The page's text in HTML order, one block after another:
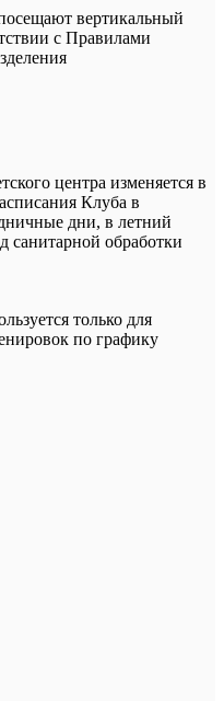
вертикальный
с Правилами
центра изменяется в
Клуба в
дни, в летний
санитарной обработки
только для
по графику